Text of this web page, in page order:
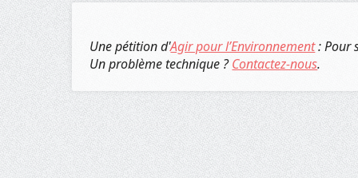
Une pétition d'Agir pour l’Environnement: Pour
Un problème technique ?Contactez-nous.